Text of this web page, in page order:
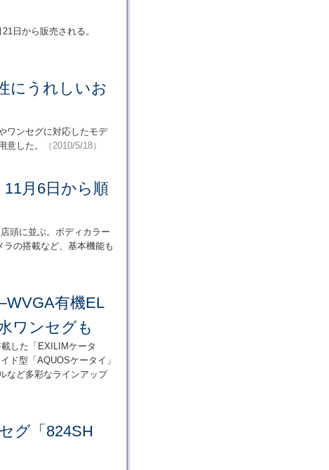
日から販売される。
にうれしいお
ワンセグに対応したモデ
意した。
（2010/5/18）
月6日から順
頭に並ぶ。ボディカラー
の搭載など、基本機能も
有機EL
ワンセグも
した「EXILIMケータ
ド型「AQUOSケータイ」
など多彩なラインアップ
グ「824SH